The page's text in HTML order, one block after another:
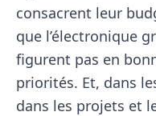
consacrent leur
que l’électronique
figurent pas en
priorités. Et, dans
dans les projets et